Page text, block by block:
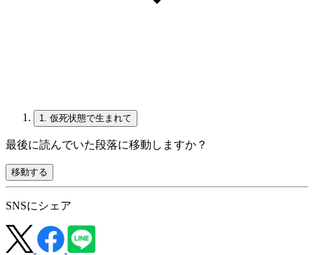
1. 仮死状態で生まれて
最後に読んでいた段落に移動しますか？
移動する
SNSにシェア